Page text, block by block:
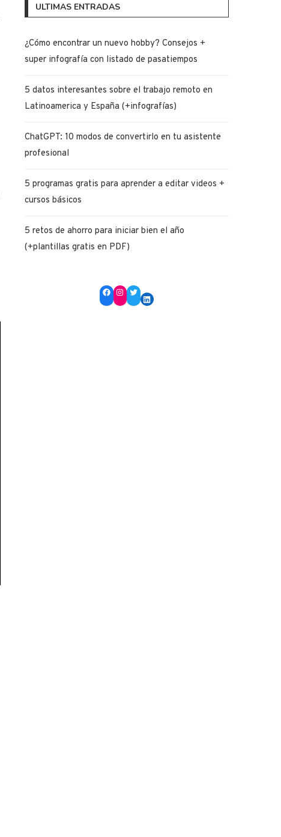
ULTIMAS ENTRADAS
¿Cómo encontrar un nuevo hobby? Consejos +
super infografía con listado de pasatiempos
5 datos interesantes sobre el trabajo remoto en
Latinoamerica y España (+infografías)
ChatGPT: 10 modos de convertirlo en tu asistente
profesional
5 programas gratis para aprender a editar videos +
cursos básicos
5 retos de ahorro para iniciar bien el año
(+plantillas gratis en PDF)